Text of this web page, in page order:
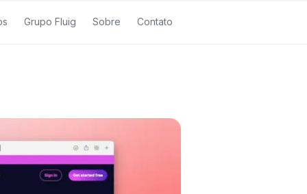
Grupo Fluig Sobre Contato